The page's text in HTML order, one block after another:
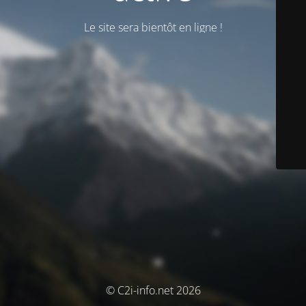
Le site sera bientôt en ligne !
© C2i-info.net 2026